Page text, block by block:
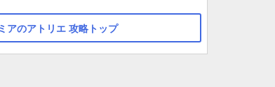
アのアトリエ 攻略トップ